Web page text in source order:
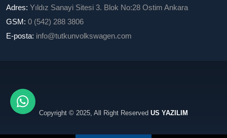
Adres: Yıldız Sanayi Sitesi 3. Blok No:28 Ostim Ankara
GSM: 0 (542) 288 3806
E-posta: info@tutkunvolkswagen.com
Copyright © 2025, All Right Reserved US YAZILIM